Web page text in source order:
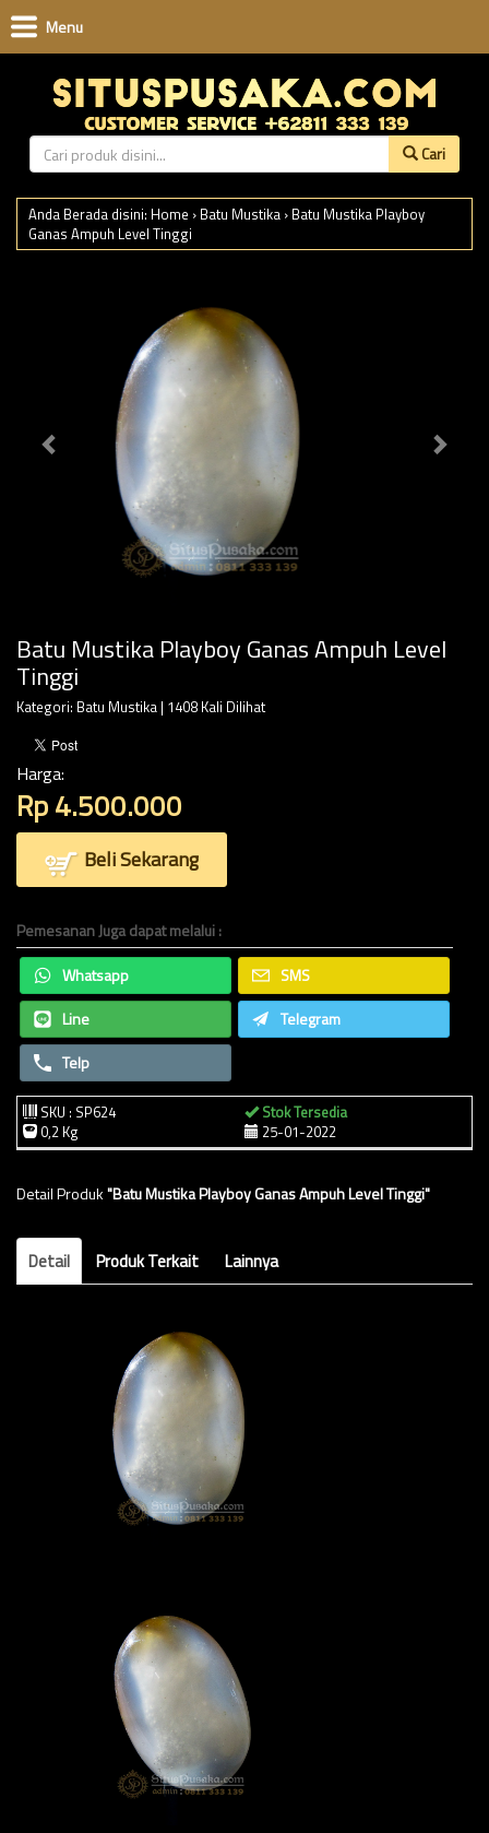
Cari
Menu
Anda Berada disini: Home › Batu Mustika › Batu Mustika Playboy
Ganas Ampuh Level Tinggi
Batu Mustika Playboy Ganas Ampuh Level
Tinggi
Kategori: Batu Mustika | 1408 Kali Dilihat
Harga:
Rp 4.500.000
Beli Sekarang
Pemesanan Juga dapat melalui :
Whatsapp
SMS
Line
Telegram
Telp
SKU : SP624
Stok Tersedia
0,2 Kg
25-01-2022
Detail Produk"Batu Mustika Playboy Ganas Ampuh Level Tinggi"
Detail Produk Terkait Lainnya